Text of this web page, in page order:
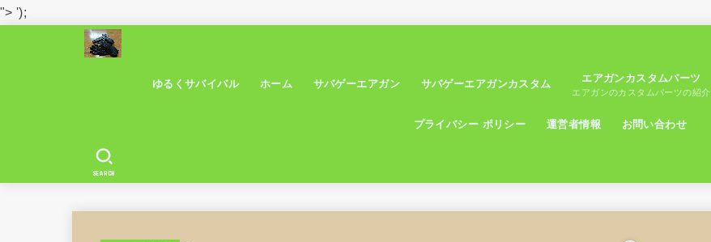
"> ');
ゆるくサバイバル ホーム サバゲーエアガン サバゲーエアガンカスタム エアガンカスタムパーツ
エアガンのカスタムパーツの紹介
プライバシー ポリシー 運営者情報 お問い合わせ
SEARCH